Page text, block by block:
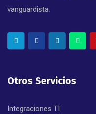
vanguardista.
Otros Servicios
Integraciones TI